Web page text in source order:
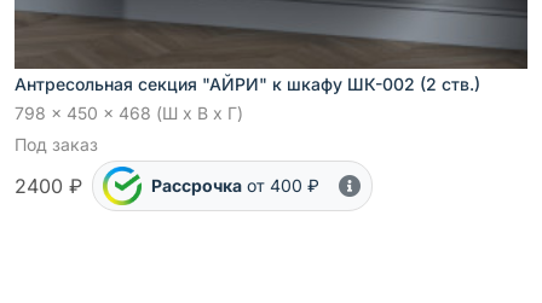
Антресольная секция "АЙРИ" к шкафу ШК-002 (2 ств.)
798 x 450 x 468 (Ш x В x Г)
Под заказ
2400 ₽ Рассрочка от 400 ₽